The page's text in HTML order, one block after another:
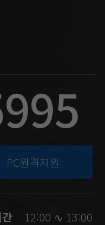
PC원격지원
12:00 ∿ 13:00